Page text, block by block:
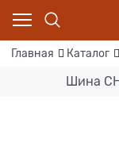
Главная Каталог
Шина